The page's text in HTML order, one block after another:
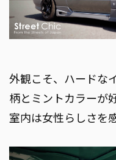
外観こそ、ハードな
柄とミントカラーが
室内は女性らしさを